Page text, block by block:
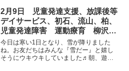
イ 自閉症 学習障害 LD
ADHD アスペルガー症候群）発
達障害
リ・サル・前回り ◎平均台 ◎大波・
小波・ヘビ など… ...
2月9日 児童発達支援、放課後等
デイサービス、初石、流山、柏、
児童発達障害 運動療育 柳沢運
動プログラム こども発達気にな
る 発達障害 放デ
今日は寒い1日となり、雪が降りました
ね。お友だちはみんな『雪だー』と嬉し
そうにウキウキしていました♬朝、遊ん